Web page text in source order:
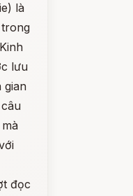
là
lưu
gian
đọc